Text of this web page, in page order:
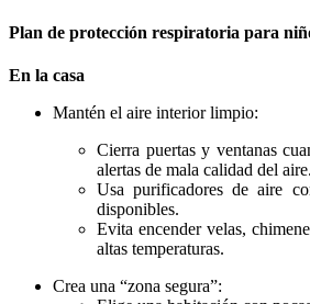
Plan de protección respiratoria para
En la casa
Mantén el aire interior limpio:
Cierra puertas y ventanas
alertas de mala calidad del aire.
Usa purificadores de aire
disponibles.
Evita encender velas,
altas temperaturas.
Crea una “zona segura”: